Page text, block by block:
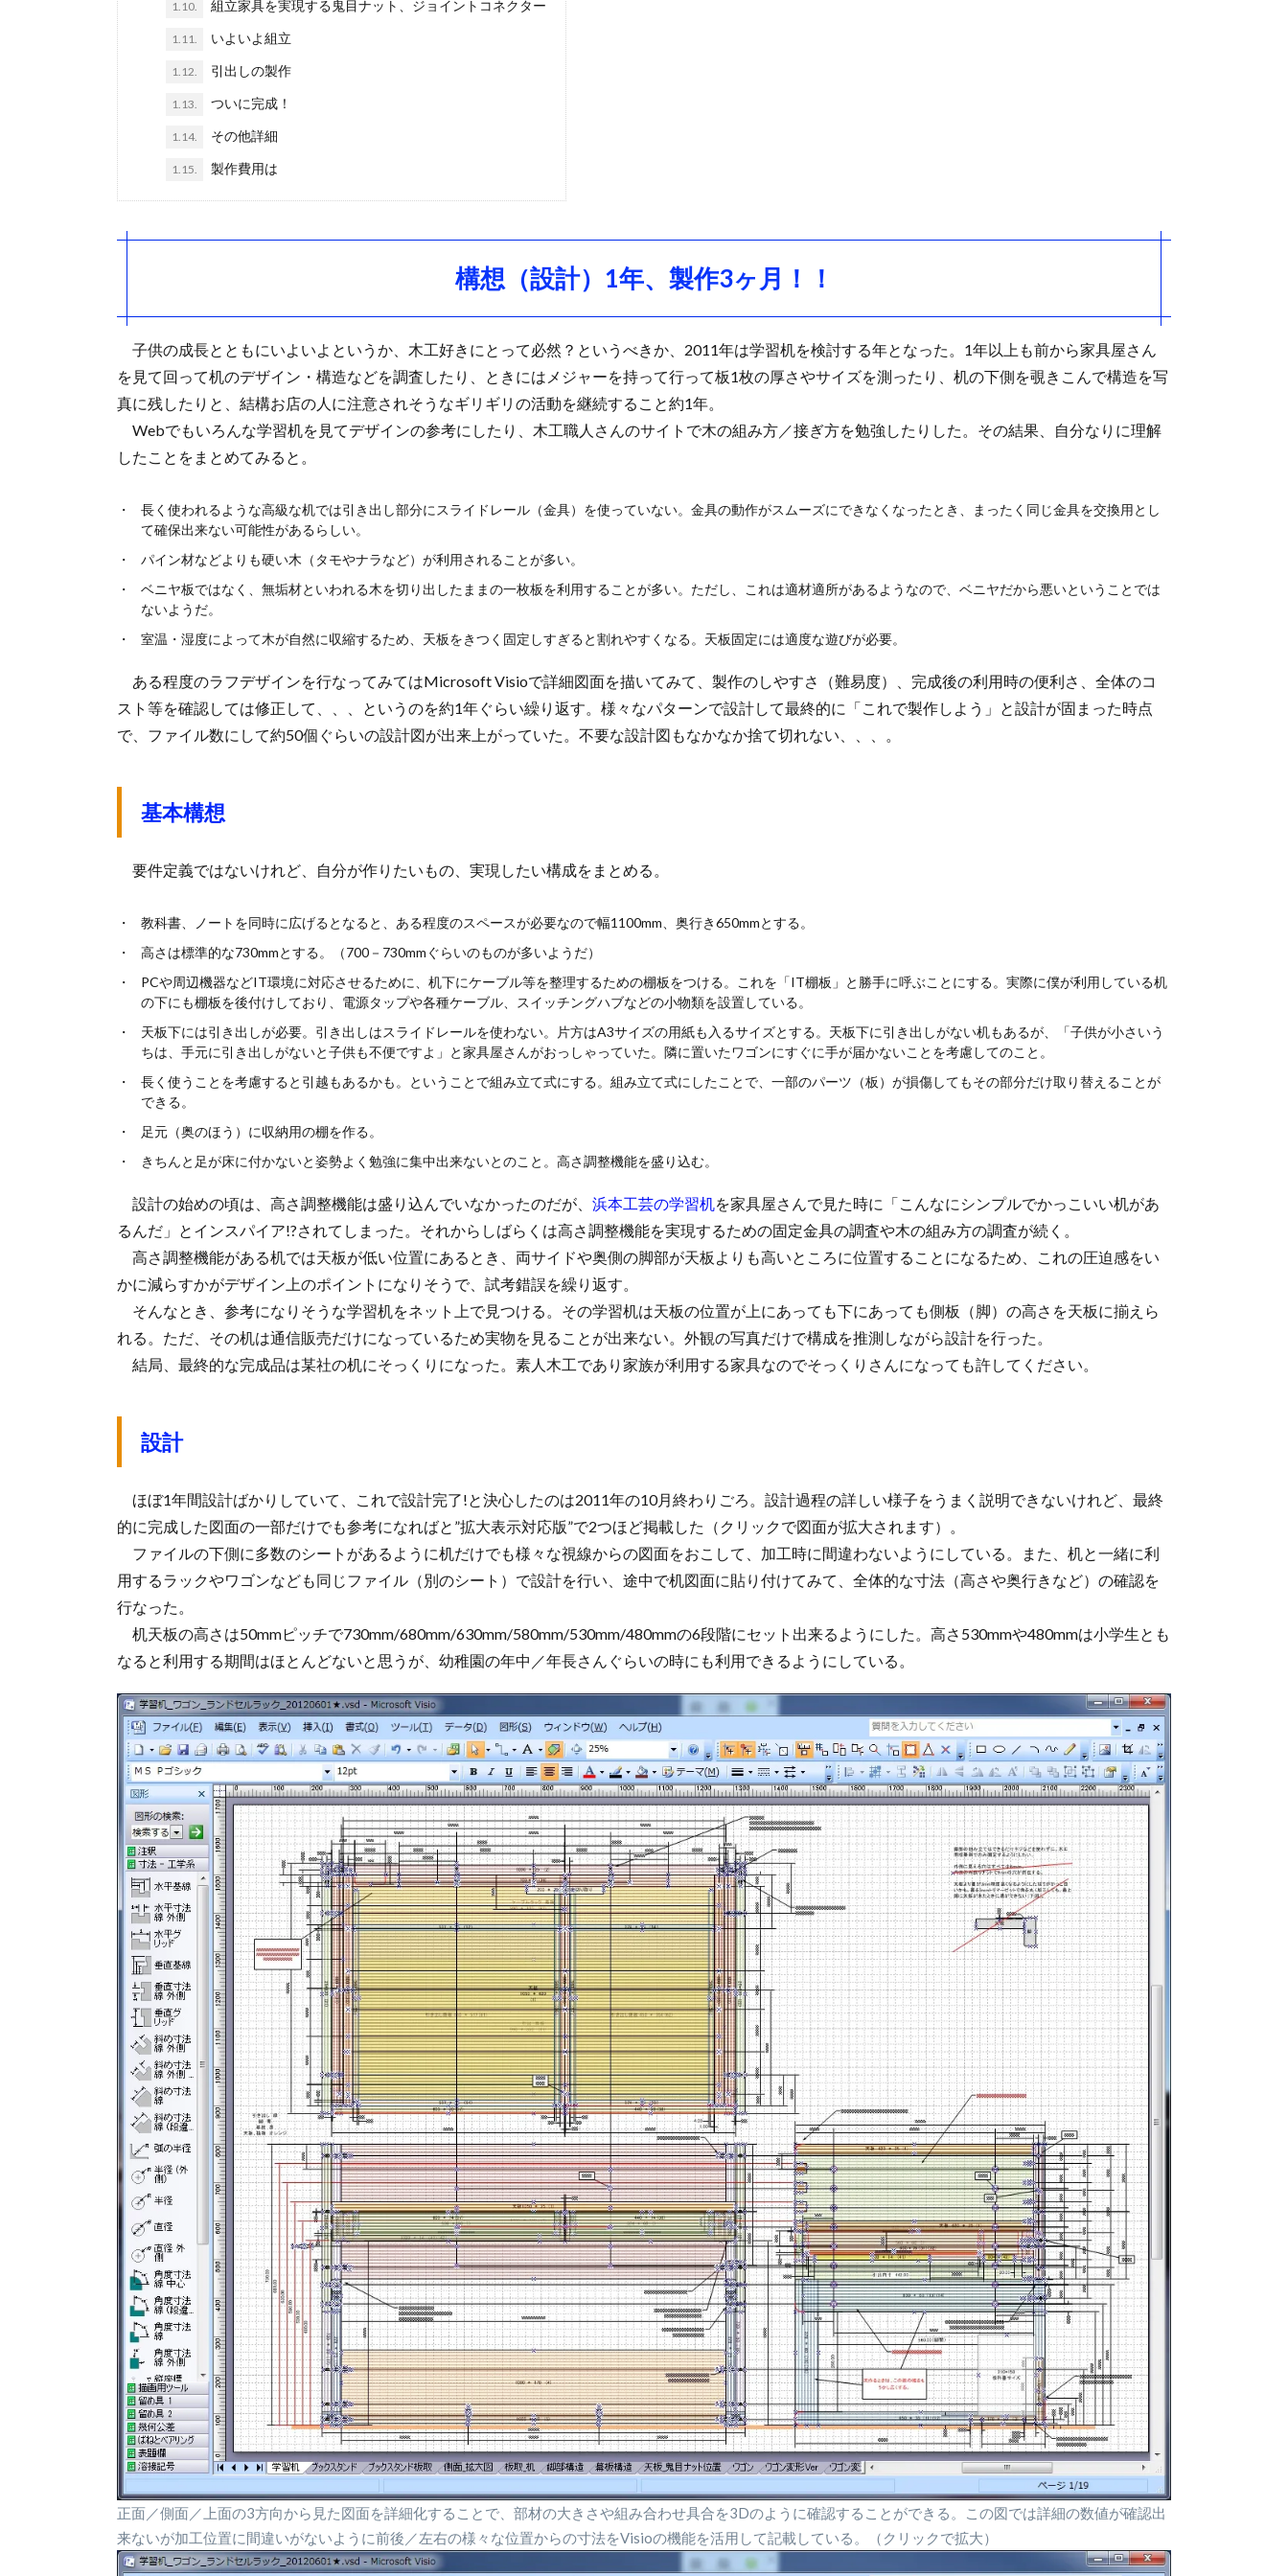
1.10. 組立家具を実現する鬼目ナット、ジョイントコネクター
1.11. いよいよ組立
1.12. 引出しの製作
1.13. ついに完成！
1.14. その他詳細
1.15. 製作費用は
構想（設計）1年、製作3ヶ月！！
子供の成長とともにいよいよというか、木工好きにとって必然？というべきか、2011年は学習机を検討する年となった。1年以上も前から家具屋さん
を見て回って机のデザイン・構造などを調査したり、ときにはメジャーを持って行って板1枚の厚さやサイズを測ったり、机の下側を覗きこんで構造を写
真に残したりと、結構お店の人に注意されそうなギリギリの活動を継続すること約1年。
Webでもいろんな学習机を見てデザインの参考にしたり、木工職人さんのサイトで木の組み方／接ぎ方を勉強したりした。その結果、自分なりに理解
したことをまとめてみると。
長く使われるような高級な机では引き出し部分にスライドレール（金具）を使っていない。金具の動作がスムーズにできなくなったとき、まったく同じ金具を交換用とし
て確保出来ない可能性があるらしい。
パイン材などよりも硬い木（タモやナラなど）が利用されることが多い。
ベニヤ板ではなく、無垢材といわれる木を切り出したままの一枚板を利用することが多い。ただし、これは適材適所があるようなので、ベニヤだから悪いということでは
ないようだ。
室温・湿度によって木が自然に収縮するため、天板をきつく固定しすぎると割れやすくなる。天板固定には適度な遊びが必要。
ある程度のラフデザインを行なってみてはMicrosoft Visioで詳細図面を描いてみて、製作のしやすさ（難易度）、完成後の利用時の便利さ、全体のコ
スト等を確認しては修正して、、、というのを約1年ぐらい繰り返す。様々なパターンで設計して最終的に「これで製作しよう」と設計が固まった時点
で、ファイル数にして約50個ぐらいの設計図が出来上がっていた。不要な設計図もなかなか捨て切れない、、、。
基本構想
要件定義ではないけれど、自分が作りたいもの、実現したい構成をまとめる。
教科書、ノートを同時に広げるとなると、ある程度のスペースが必要なので幅1100mm、奥行き650mmとする。
高さは標準的な730mmとする。（700－730mmぐらいのものが多いようだ）
PCや周辺機器などIT環境に対応させるために、机下にケーブル等を整理するための棚板をつける。これを「IT棚板」と勝手に呼ぶことにする。実際に僕が利用している机
の下にも棚板を後付けしており、電源タップや各種ケーブル、スイッチングハブなどの小物類を設置している。
天板下には引き出しが必要。引き出しはスライドレールを使わない。片方はA3サイズの用紙も入るサイズとする。天板下に引き出しがない机もあるが、「子供が小さいう
ちは、手元に引き出しがないと子供も不便ですよ」と家具屋さんがおっしゃっていた。隣に置いたワゴンにすぐに手が届かないことを考慮してのこと。
長く使うことを考慮すると引越もあるかも。ということで組み立て式にする。組み立て式にしたことで、一部のパーツ（板）が損傷してもその部分だけ取り替えることが
できる。
足元（奥のほう）に収納用の棚を作る。
きちんと足が床に付かないと姿勢よく勉強に集中出来ないとのこと。高さ調整機能を盛り込む。
設計の始めの頃は、高さ調整機能は盛り込んでいなかったのだが、 浜本工芸の学習机を家具屋さんで見た時に「こんなにシンプルでかっこいい机があ
るんだ」とインスパイア!?されてしまった。それからしばらくは高さ調整機能を実現するための固定金具の調査や木の組み方の調査が続く。
高さ調整機能がある机では天板が低い位置にあるとき、両サイドや奥側の脚部が天板よりも高いところに位置することになるため、これの圧迫感をい
かに減らすかがデザイン上のポイントになりそうで、試考錯誤を繰り返す。
そんなとき、参考になりそうな学習机をネット上で見つける。その学習机は天板の位置が上にあっても下にあっても側板（脚）の高さを天板に揃えら
れる。ただ、その机は通信販売だけになっているため実物を見ることが出来ない。外観の写真だけで構成を推測しながら設計を行った。
結局、最終的な完成品は某社の机にそっくりになった。素人木工であり家族が利用する家具なのでそっくりさんになっても許してください。
設計
ほぼ1年間設計ばかりしていて、これで設計完了!と決心したのは2011年の10月終わりごろ。設計過程の詳しい様子をうまく説明できないけれど、最終
的に完成した図面の一部だけでも参考になればと”拡大表示対応版”で2つほど掲載した（クリックで図面が拡大されます）。
ファイルの下側に多数のシートがあるように机だけでも様々な視線からの図面をおこして、加工時に間違わないようにしている。また、机と一緒に利
用するラックやワゴンなども同じファイル（別のシート）で設計を行い、途中で机図面に貼り付けてみて、全体的な寸法（高さや奥行きなど）の確認を
行なった。
机天板の高さは50mmピッチで730mm/680mm/630mm/580mm/530mm/480mmの6段階にセット出来るようにした。高さ530mmや480mmは小学生とも
なると利用する期間はほとんどないと思うが、幼稚園の年中／年長さんぐらいの時にも利用できるようにしている。
正面／側面／上面の3方向から見た図面を詳細化することで、部材の大きさや組み合わせ具合を3Dのように確認することができる。この図では詳細の数値が確認出
来ないが加工位置に間違いがないように前後／左右の様々な位置からの寸法をVisioの機能を活用して記載している。（クリックで拡大）